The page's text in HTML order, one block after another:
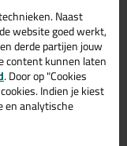
nog! Op
in huis.
van dit
S110
Naast
website goed werkt,
derde partijen jouw
content kunnen laten
. Door op "Cookies
Indien je kiest
en analytische